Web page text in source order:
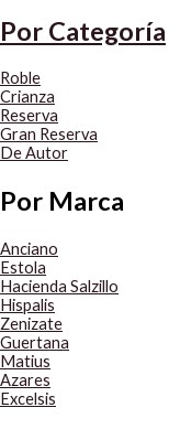
Por Categoría
Roble
Crianza
Reserva
Gran Reserva
De Autor
Por Marca
Anciano
Estola
Hacienda Salzillo
Hispalis
Zenizate
Guertana
Matius
Azares
Excelsis